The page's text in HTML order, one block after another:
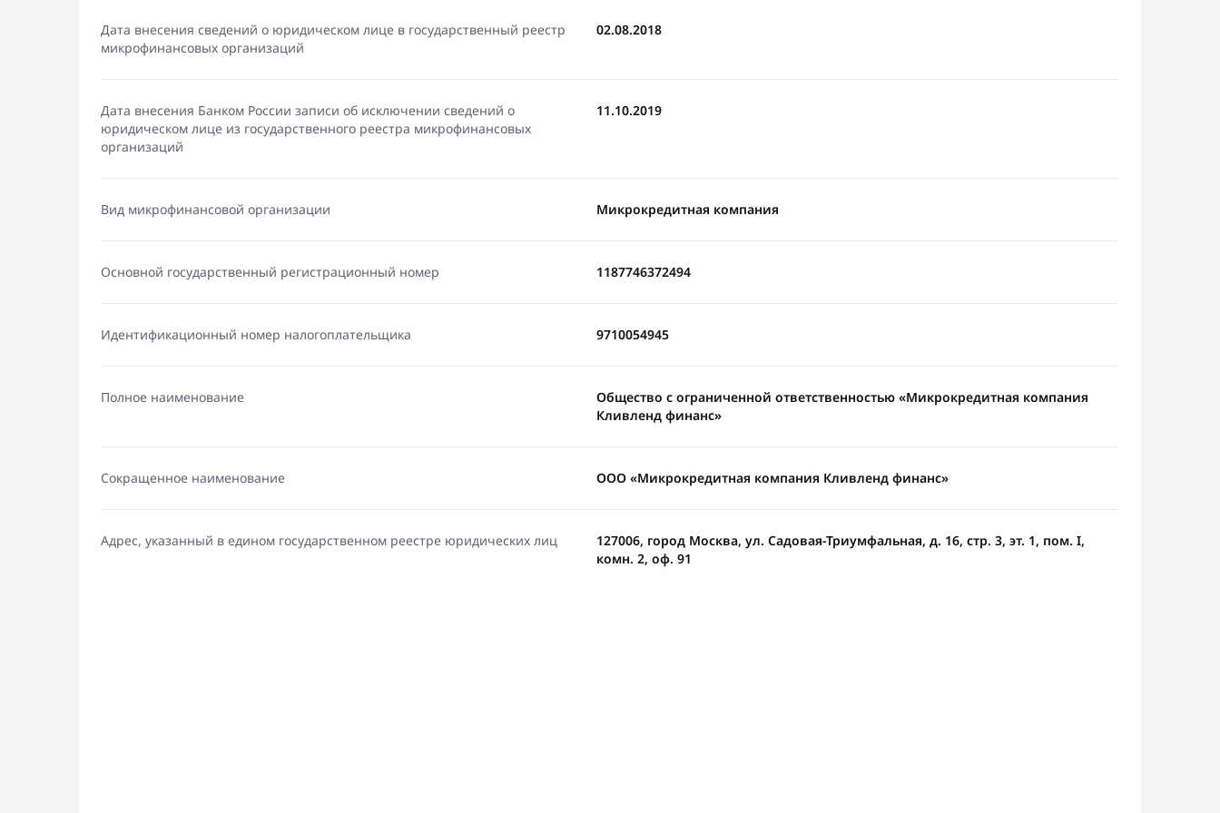
Дата внесения сведений о юридическом лице в государственный реестр
микрофинансовых организаций
02.08.2018
Дата внесения Банком России записи об исключении сведений о
юридическом лице из государственного реестра микрофинансовых
организаций
11.10.2019
Вид микрофинансовой организации Микрокредитная компания
Основной государственный регистрационный номер 1187746372494
Идентификационный номер налогоплательщика 9710054945
Полное наименование
Общество с ограниченной ответственностью «Микрокредитная компания
Кливленд финанс»
Сокращенное наименование ООО «Микрокредитная компания Кливленд финанс»
Адрес, указанный в едином государственном реестре юридических лиц
127006, город Москва, ул. Садовая-Триумфальная, д. 16, стр. 3, эт. 1, пом. I,
комн. 2, оф. 91